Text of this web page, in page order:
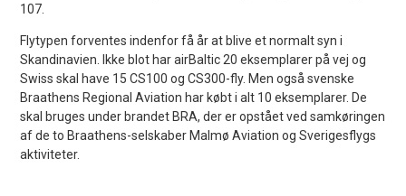
107.
Flytypen forventes indenfor få år at blive et normalt syn i
Skandinavien. Ikke blot har airBaltic 20 eksemplarer på vej og
Swiss skal have 15 CS100 og CS300-fly. Men også svenske
Braathens Regional Aviation har købt i alt 10 eksemplarer. De
skal bruges under brandet BRA, der er opstået ved samkøringen
af de to Braathens-selskaber Malmø Aviation og Sverigesflygs
aktiviteter.